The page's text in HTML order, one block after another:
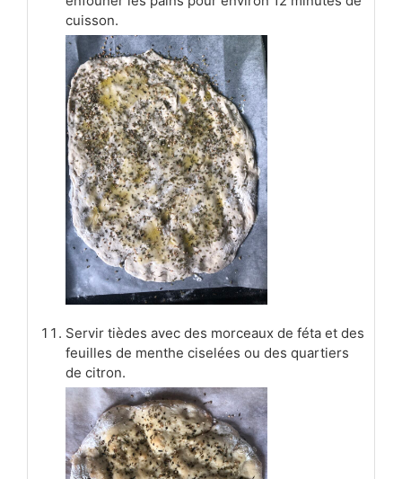
cuisson.
Servir tièdes avec des morceaux de féta et des
feuilles de menthe ciselées ou des quartiers
de citron.